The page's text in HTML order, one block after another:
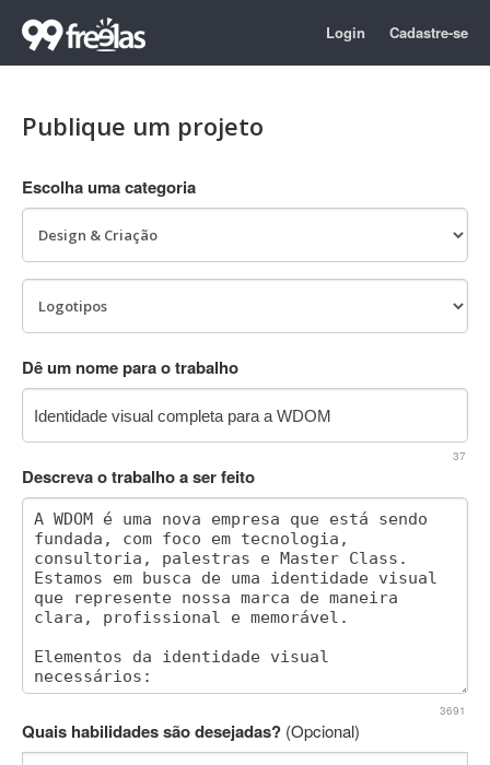
Login Cadastre-se
Publique um projeto
Escolha uma categoria
Dê um nome para o trabalho
37
Descreva o trabalho a ser feito
3691
Quais habilidades são desejadas? (Opcional)